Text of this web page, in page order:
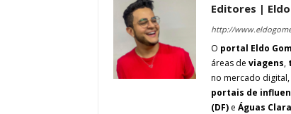
Editores |
http://
O portal Eldo
áreas de viagens,
no mercado
portais de
(DF) e Águas